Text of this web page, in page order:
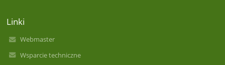
Linki
Webmaster
Wsparcie techniczne